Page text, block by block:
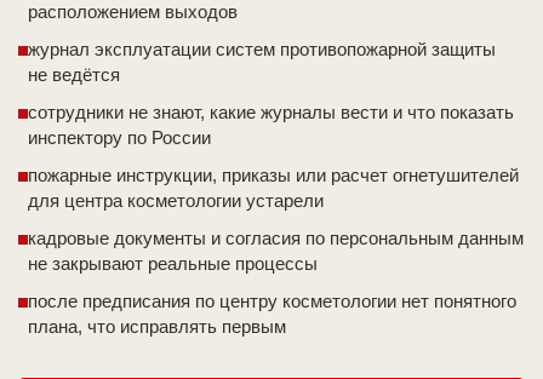
расположением выходов
журнал эксплуатации систем противопожарной защиты
не ведётся
сотрудники не знают, какие журналы вести и что показать
инспектору по России
пожарные инструкции, приказы или расчет огнетушителей
для центра косметологии устарели
кадровые документы и согласия по персональным данным
не закрывают реальные процессы
после предписания по центру косметологии нет понятного
плана, что исправлять первым